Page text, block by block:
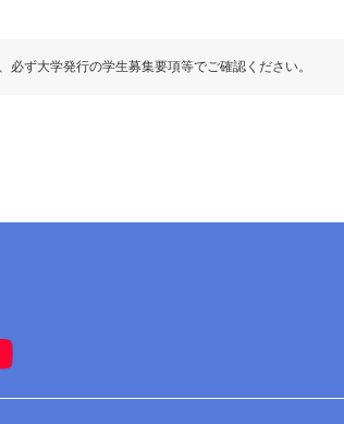
ず大学発行の学生募集要項等でご確認ください。